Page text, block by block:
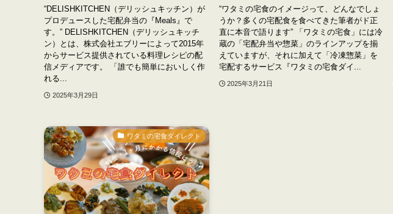
“DELISHKITCHEN（デリッシュキッチン）が
プロデュースした宅配弁当の『Meals』で
す。” DELISHKITCHEN（デリッシュキッチ
ン）とは、株式会社エブリーによって2015年
からサービス提供されている料理レシピの配
信メディアです。 「誰でも簡単においしく作
れる...
2025年3月29日
“ワタミの宅食のイメージって、どんなでしょ
うか？多くの宅配食を食べてきた筆者がド正
直に本音で語ります” 「ワタミの宅食」には冷
蔵の「宅配弁当や惣菜」のラインアップを揃
えていますが、それに加えて「冷凍惣菜」を
宅配するサービス『ワタミの宅食ダイ...
2025年3月21日
ワタミの宅食ダイレクト